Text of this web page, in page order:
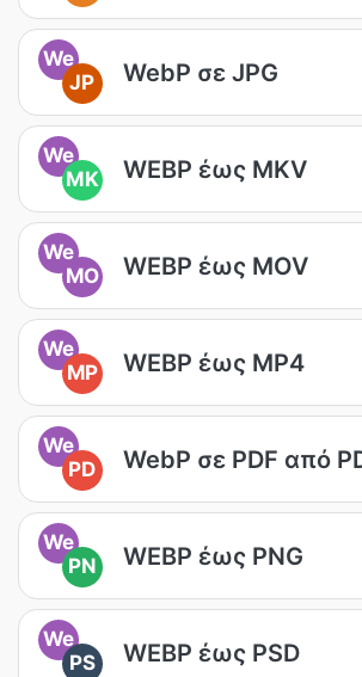
We
JP
WebP σε JPG
We
MK
WEBP έως MKV
We
MO
WEBP έως MOV
We
MP
WEBP έως MP4
We
PD
WebP σε PDF από
We
PN
WEBP έως PNG
We
PS
WEBP έως PSD